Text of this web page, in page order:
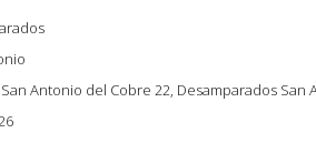
Antonio del Cobre 22, Desamparados San